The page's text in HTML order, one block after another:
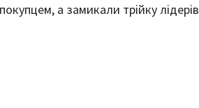
а замикали трійку лідерів